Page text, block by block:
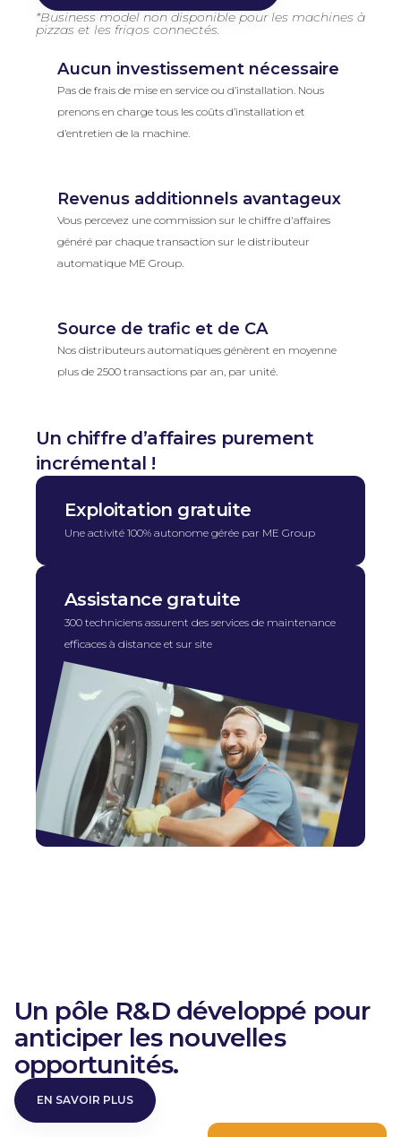
*Business model non disponible pour les machines à
pizzas et les frigos connectés.
Aucun investissement nécessaire
Pas de frais de mise en service ou d’installation. Nous
prenons en charge tous les coûts d’installation et
d’entretien de la machine.
Revenus additionnels avantageux
Vous percevez une commission sur le chiffre d'affaires
généré par chaque transaction sur le distributeur
automatique ME Group.
Source de trafic et de CA
Nos distributeurs automatiques génèrent en moyenne
plus de 2500 transactions par an, par unité.
Un chiffre d’affaires purement
incrémental !
Exploitation gratuite
Une activité 100% autonome gérée par ME Group
Assistance gratuite
300 techniciens assurent des services de maintenance
efficaces à distance et sur site
Un pôle R&D développé pour
anticiper les nouvelles
opportunités.
EN SAVOIR PLUS